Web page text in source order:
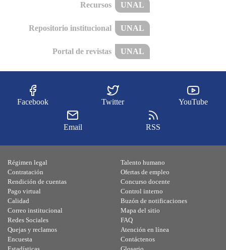
Recursos UNAL
Repositorio institucional UNAL
Portal de revistas UNAL
Facebook Twitter YouTube
Email RSS
Régimen legal
Contratación
Rendición de cuentas
Pago virtual
Calidad
Talento humano
Ofertas de empleo
Concurso docente
Control interno
Buzón de notificaciones
Correo institucional
Redes Sociales
Quejas y reclamos
Encuesta
Mapa del sitio
FAQ
Atención en línea
Contáctenos